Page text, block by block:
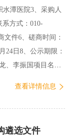
水潭医院3、采购人
方式：010-
文件6、磋商时间：
24日8、公示期限：
、李振国项目名称
院资产管理处016
中标公告发布之日
查看详情信息
遴选文件